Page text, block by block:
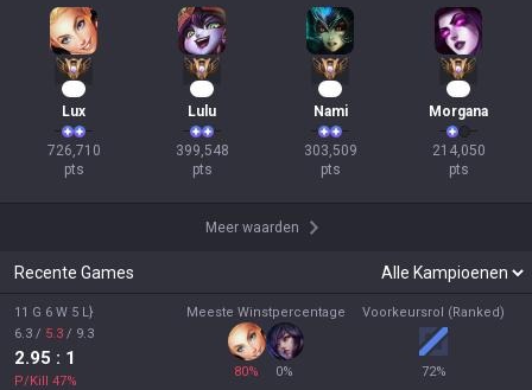
Lux
726,710
pts
Lulu
399,548
pts
Nami
303,509
pts
Morgana
214,050
pts
Meer waarden
Recente Games
11 G 6 W 5 L}
6.3 / 5.3 / 9.3
2.95 : 1
P/Kill 47%
Meeste Winstpercentage
80% 0%
Voorkeursrol (Ranked)
72%